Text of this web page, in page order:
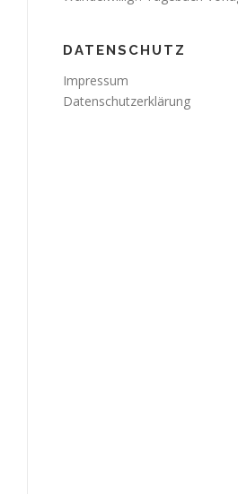
DATENSCHUTZ
Impressum
Datenschutzerklärung